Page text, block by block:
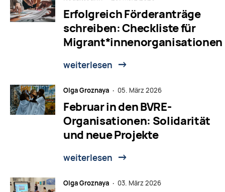
Erfolgreich Förderanträge
schreiben: Checkliste für
Migrant*innenorganisationen
weiterlesen
Olga Groznaya · 05. März 2026
Februar in den BVRE-
Organisationen: Solidarität
und neue Projekte
weiterlesen
Olga Groznaya · 03. März 2026